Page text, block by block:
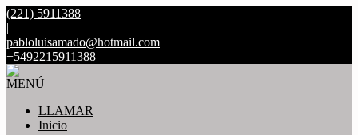
(221) 5911388
|
pabloluisamado@hotmail.com
+5492215911388
MENÚ
LLAMAR
Inicio